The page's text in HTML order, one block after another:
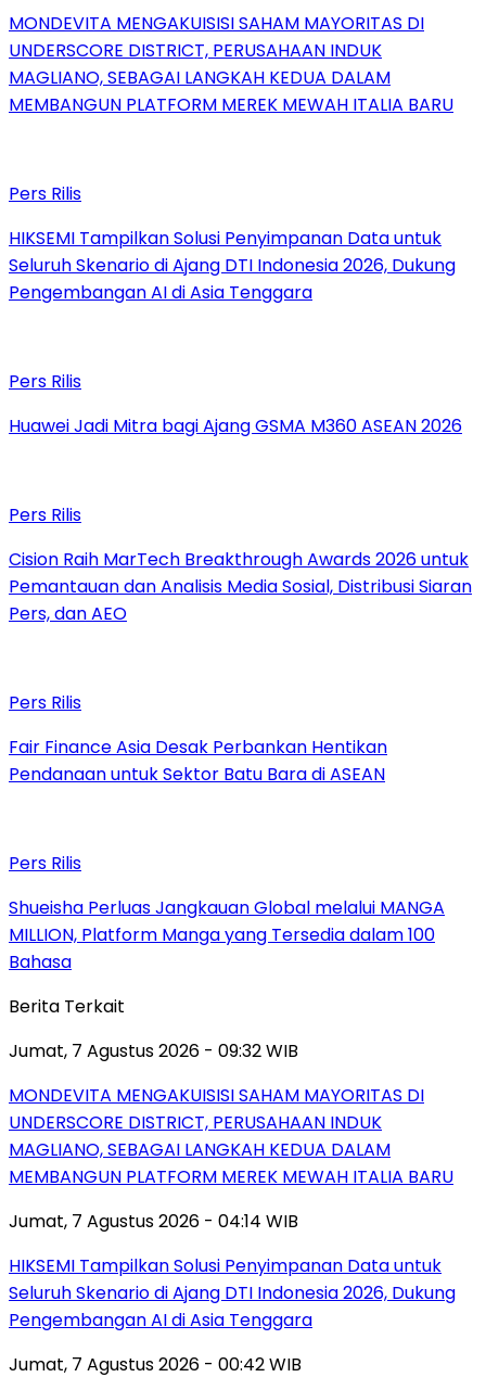
MONDEVITA MENGAKUISISI SAHAM MAYORITAS DI
UNDERSCORE DISTRICT, PERUSAHAAN INDUK
MAGLIANO, SEBAGAI LANGKAH KEDUA DALAM
MEMBANGUN PLATFORM MEREK MEWAH ITALIA BARU
Pers Rilis
HIKSEMI Tampilkan Solusi Penyimpanan Data untuk
Seluruh Skenario di Ajang DTI Indonesia 2026, Dukung
Pengembangan AI di Asia Tenggara
Pers Rilis
Huawei Jadi Mitra bagi Ajang GSMA M360 ASEAN 2026
Pers Rilis
Cision Raih MarTech Breakthrough Awards 2026 untuk
Pemantauan dan Analisis Media Sosial, Distribusi Siaran
Pers, dan AEO
Pers Rilis
Fair Finance Asia Desak Perbankan Hentikan
Pendanaan untuk Sektor Batu Bara di ASEAN
Pers Rilis
Shueisha Perluas Jangkauan Global melalui MANGA
MILLION, Platform Manga yang Tersedia dalam 100
Bahasa
Berita Terkait
Jumat, 7 Agustus 2026 - 09:32 WIB
MONDEVITA MENGAKUISISI SAHAM MAYORITAS DI
UNDERSCORE DISTRICT, PERUSAHAAN INDUK
MAGLIANO, SEBAGAI LANGKAH KEDUA DALAM
MEMBANGUN PLATFORM MEREK MEWAH ITALIA BARU
Jumat, 7 Agustus 2026 - 04:14 WIB
HIKSEMI Tampilkan Solusi Penyimpanan Data untuk
Seluruh Skenario di Ajang DTI Indonesia 2026, Dukung
Pengembangan AI di Asia Tenggara
Jumat, 7 Agustus 2026 - 00:42 WIB